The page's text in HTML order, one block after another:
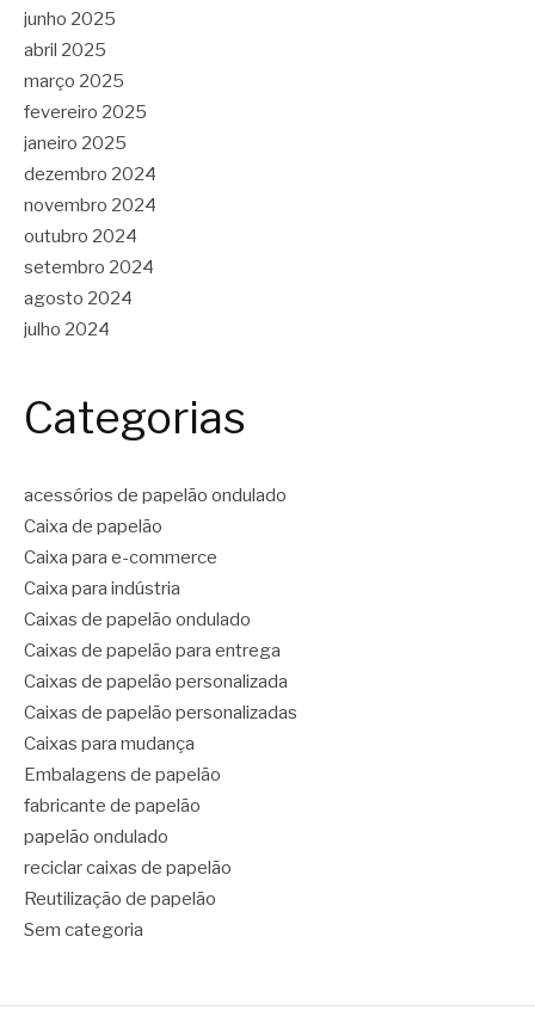
junho 2025
abril 2025
março 2025
fevereiro 2025
janeiro 2025
dezembro 2024
novembro 2024
outubro 2024
setembro 2024
agosto 2024
julho 2024
Categorias
acessórios de papelão ondulado
Caixa de papelão
Caixa para e-commerce
Caixa para indústria
Caixas de papelão ondulado
Caixas de papelão para entrega
Caixas de papelão personalizada
Caixas de papelão personalizadas
Caixas para mudança
Embalagens de papelão
fabricante de papelão
papelão ondulado
reciclar caixas de papelão
Reutilização de papelão
Sem categoria